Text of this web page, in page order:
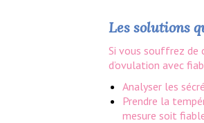
Les solutions
Si vous souffrez de
d’ovulation avec
Analyser les
Prendre la
mesure soit